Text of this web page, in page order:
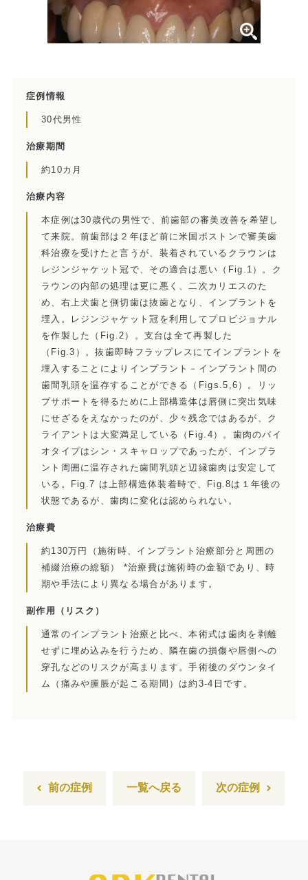
歯内療法/マイクロエンド
歯内療法とは
歯内療法後の補綴治療
歯周病治療/予防歯科
歯周病治療とは
ペリオドンタルメディスン
再生療法とは
予防歯科とは
症例集
訪問診療/その他
訪問診療とは
歯科用CT
顎関節症とは
特殊義歯とは
費用について
マイクロスコープ歯科治療
かぶせもの、詰め物
インプラント
歯科用CT撮影
症例情報
30代男性
治療期間
約10カ月
治療内容
本症例は30歳代の男性で、前歯部の審美改善を希望し
て来院。前歯部は２年ほど前に米国ボストンで審美歯
科治療を受けたと言うが、装着されているクラウンは
レジンジャケット冠で、その適合は悪い（Fig.1）。ク
ラウンの内部の処理は更に悪く、二次カリエスのた
め、右上犬歯と側切歯は抜歯となり、インプラントを
埋入。レジンジャケット冠を利用してプロビジョナル
を作製した（Fig.2）。支台は全て再製した
（Fig.3）。抜歯即時フラップレスにてインプラントを
埋入することによりインプラント－インプラント間の
歯間乳頭を温存することができる（Figs.5,6）。リッ
プサポートを得るために上部構造体は唇側に突出気味
にせざるをえなかったのが、少々残念ではあるが、ク
ライアントは大変満足している（Fig.4）。歯肉のバイ
オタイプはシン・スキャロップであったが、インプラ
ント周囲に温存された歯間乳頭と辺縁歯肉は安定して
いる。Fig.7 は上部構造体装着時で、Fig.8は１年後の
状態であるが、歯肉に変化は認められない。
治療費
約130万円（施術時、インプラント治療部分と周囲の
補綴治療の総額） *治療費は施術時の金額であり、時
期や手法により異なる場合があります。
副作用 （リスク）
通常のインプラント治療と比べ、本術式は歯肉を剥離
せずに埋め込みを行うため、隣在歯の損傷や唇側への
穿孔などのリスクが高まります。手術後のダウンタイ
ム（痛みや腫脹が起こる期間）は約3-4日です。
前の症例 一覧へ戻る 次の症例